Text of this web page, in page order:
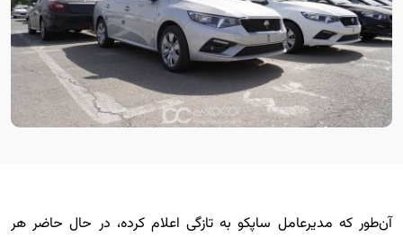
آن‌طور که مدیرعامل ساپکو به تازگی اعلام کرده، در حال حاضر هر